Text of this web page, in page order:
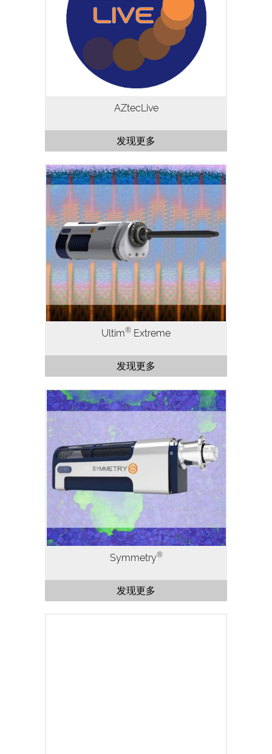
可以改变用户在SEM中进行样品筛选的方
式。它将实时电子图像与实时X射线元素成
像结合起来，为客户提供了一种更为直观的
与样品互动的新方式。
AZtecLive
发现更多
SEM中EDS分析高空间分辨率和低能端性
能。将Extreme电子电路、无窗设计与几何
结构和传感器的优化设计相结合，灵敏度比
传统大面积SDD高15倍。
Ultim® Extreme
发现更多
Symmetry是全新一体化EBSD探测器，基
于始创的CMOS技术。它为EBSD应用提供
了出色的性能、易用性以及一系列创新设计
的特点。
Symmetry®
发现更多